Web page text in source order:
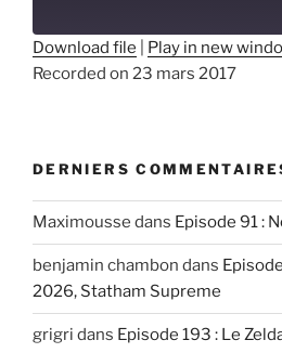
SHARE
EMBED
Download file Play in new
Recorded on 23 mars 2017
DERNIERS
Maximousse dans Episode 91 :
benjamin chambon dans
2026, Statham Supreme
grigri dans Episode 193 : Le